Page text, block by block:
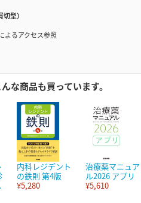
型）
よるアクセス参照
な商品も買っています。
内科レジデント
の鉄則 第4版
¥5,280
治療薬マニュア
ル2026 アプリ
¥5,610